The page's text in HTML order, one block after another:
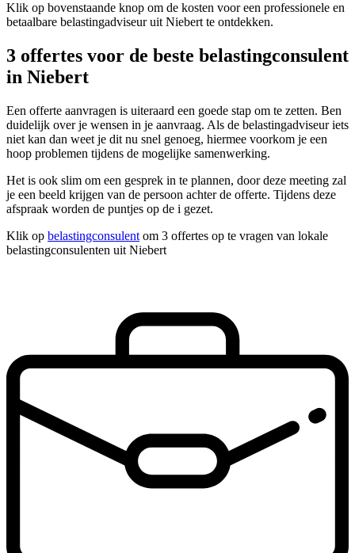
Klik op bovenstaande knop om de kosten voor een professionele en
betaalbare belastingadviseur uit Niebert te ontdekken.
3 offertes voor de beste belastingconsulent
in Niebert
Een offerte aanvragen is uiteraard een goede stap om te zetten. Ben
duidelijk over je wensen in je aanvraag. Als de belastingadviseur iets
niet kan dan weet je dit nu snel genoeg, hiermee voorkom je een
hoop problemen tijdens de mogelijke samenwerking.
Het is ook slim om een gesprek in te plannen, door deze meeting zal
je een beeld krijgen van de persoon achter de offerte. Tijdens deze
afspraak worden de puntjes op de i gezet.
Klik op belastingconsulent om 3 offertes op te vragen van lokale
belastingconsulenten uit Niebert